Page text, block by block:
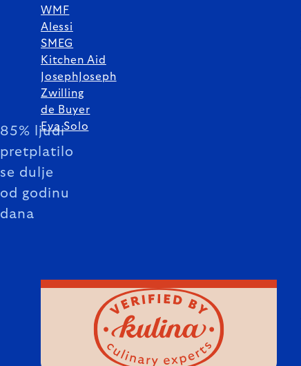
85% ljudi
pretplatilo
se dulje
od godinu
dana
WMF
Alessi
SMEG
Kitchen Aid
JosephJoseph
Zwilling
de Buyer
Eva Solo